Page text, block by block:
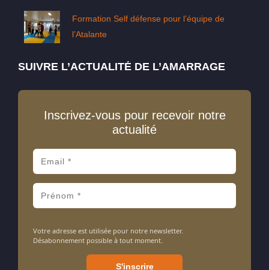
Formation Self défense pour l’équipe de
l’Atalante
SUIVRE L’ACTUALITÉ DE L’AMARRAGE
Inscrivez-vous pour recevoir notre
actualité
Votre adresse est utilisée pour notre newsletter.
Désabonnement possible à tout moment.